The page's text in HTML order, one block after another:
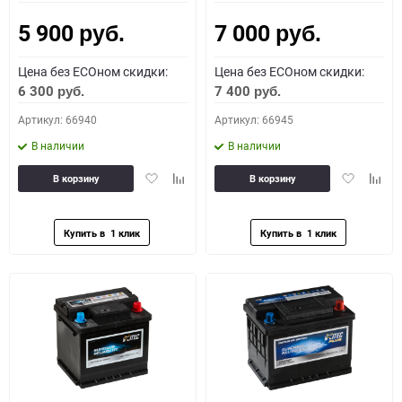
5 900 руб.
Цена без ECOном скидки:
6 300 руб.
Артикул: 66940
В наличии
ДобавитьДобавить
В корзину
7 000 руб.
Цена без ECOном скидки:
7 400 руб.
Артикул: 66945
В наличии
Добавить
В корзину